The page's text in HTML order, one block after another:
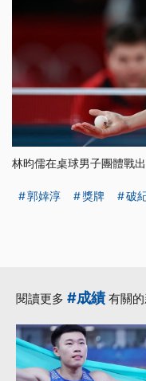
林昀儒在桌球男子團體戰
郭婞淳 獎牌 破
閱讀更多 #成績有關的